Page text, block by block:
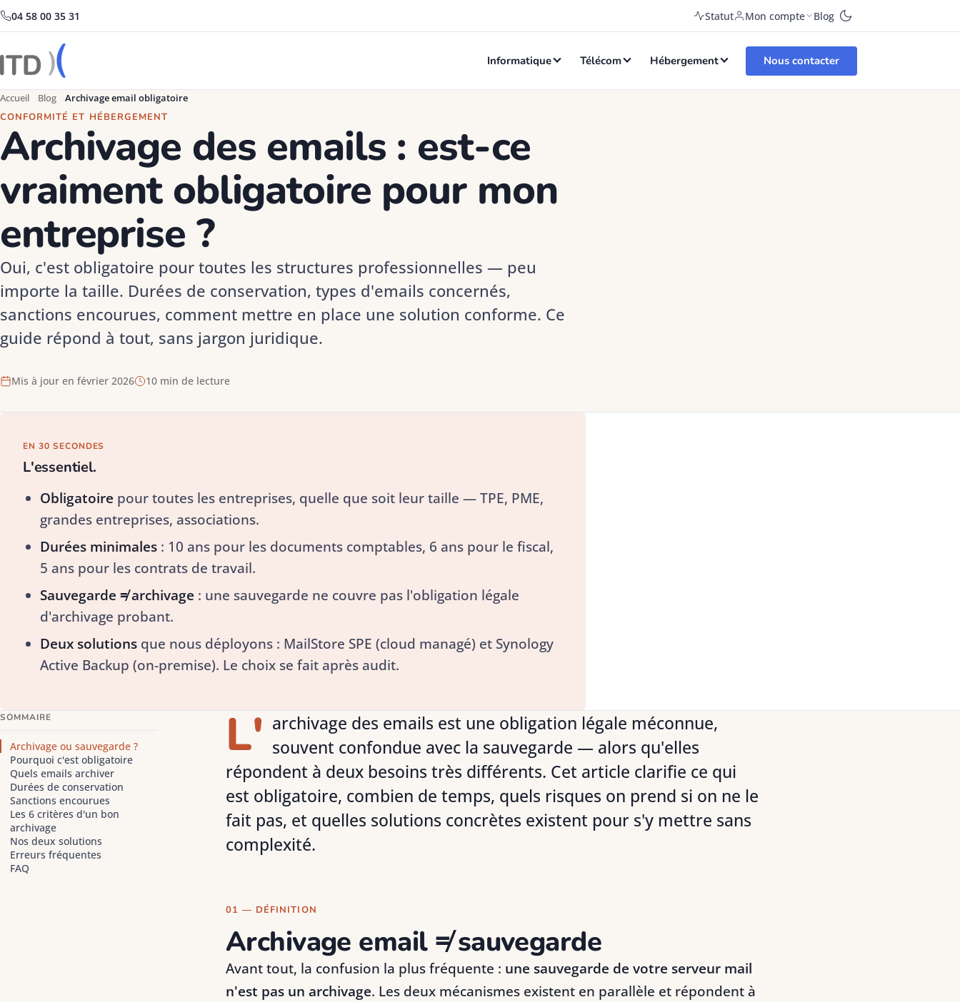
04 58 00 35 31 Statut Mon compte Blog
Informatique Télécom Hébergement Nous contacter
Accueil Blog
Archivage email obligatoire
CONFORMITÉ ET HÉBERGEMENT
Archivage des emails : est-ce
vraiment obligatoire pour mon
entreprise ?
Oui, c'est obligatoire pour toutes les structures professionnelles — peu
importe la taille. Durées de conservation, types d'emails concernés,
sanctions encourues, comment mettre en place une solution conforme. Ce
guide répond à tout, sans jargon juridique.
Mis à jour en février 2026 10 min de lecture
EN 30 SECONDES
L'essentiel.
Obligatoire pour toutes les entreprises, quelle que soit leur taille — TPE, PME,
grandes entreprises, associations.
Durées minimales : 10 ans pour les documents comptables, 6 ans pour le fiscal,
5 ans pour les contrats de travail.
Sauvegarde ≠ archivage : une sauvegarde ne couvre pas l'obligation légale
d'archivage probant.
Deux solutions que nous déployons : MailStore SPE (cloud managé) et Synology
Active Backup (on-premise). Le choix se fait après audit.
SOMMAIRE
Archivage ou sauvegarde ?
Pourquoi c'est obligatoire
Quels emails archiver
Durées de conservation
Sanctions encourues
Les 6 critères d'un bon
archivage
Nos deux solutions
Erreurs fréquentes
FAQ
L' archivage des emails est une obligation légale méconnue,
souvent confondue avec la sauvegarde — alors qu'elles
répondent à deux besoins très différents. Cet article clarifie ce qui
est obligatoire, combien de temps, quels risques on prend si on ne le
fait pas, et quelles solutions concrètes existent pour s'y mettre sans
complexité.
01 — DÉFINITION
Archivage email ≠ sauvegarde
Avant tout, la confusion la plus fréquente : une sauvegarde de votre serveur mail
n'est pas un archivage. Les deux mécanismes existent en parallèle et répondent à